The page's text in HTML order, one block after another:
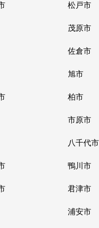
松戸市
茂原市
佐倉市
旭市
柏市
市原市
八千代市
鴨川市
君津市
浦安市